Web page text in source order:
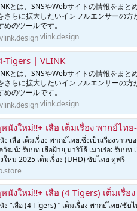
とは、SNSやWebサイトの情報をまと
さらに拡大したいインフルエンサーの
めのツールです。
vlink.design
Tigers | VLINK
とは、SNSやWebサイトの情報をまと
さらに拡大したいインフルエンサーの
めのツールです。
vlink.design
นังใหม่‼️+ เสือ เต็มเรื่อง พากย์ไท
ง เสือ เต็มเรื่อง พากย์ไทย.ซึ่งเป็นเรื่องราว
วัฒน์: รับบท เสือฝ้าย,มาริโอ้ เมาเร่อ: รับบ
งใหม่ 2025 เต็มเรื่อง (UHD) ซับไทย ดูฟรี
นังใหม่‼️+ เสือ (4 Tigers) เต็มเรื่
ง “เสือ (4 Tigers) ” เต็มเรื่อง พากย์ไทย/ซั